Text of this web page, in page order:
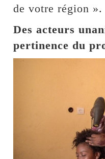
de votre région ».
Des acteurs
pertinence du